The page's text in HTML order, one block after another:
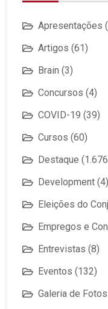
Apresentações
Artigos (61)
Brain (3)
Concursos (4)
COVID-19 (39)
Cursos (60)
Destaque
Development (4)
Eleições do
Empregos e
Entrevistas (8)
Eventos (132)
Galeria de Fotos